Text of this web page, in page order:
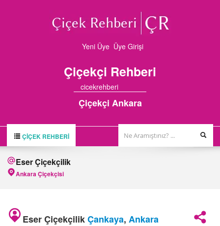
Yeni Üye Üye Girişi
Çiçekçi Rehberi
cicekrehberi
Çiçekçi Ankara
ÇIÇEK REHBERI
ÇİÇEKÇİLER
FİRMA BAŞVURUSU
Eser Çiçekçilik
Ankara Çiçekçisi
Eser ÇiçekçilikÇankaya, Ankara